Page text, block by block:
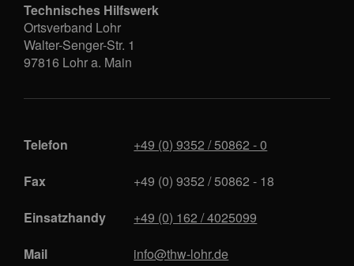
Technisches Hilfswerk
Ortsverband Lohr
Walter-Senger-Str. 1
97816 Lohr a. Main
Telefon
+49 (0) 9352 / 50862 - 0
Fax
+49 (0) 9352 / 50862 - 18
Einsatzhandy
+49 (0) 162 / 4025099
Mail
info@thw-lohr.de